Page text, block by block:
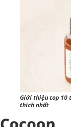
Giới thiệu top 10
thích nhất